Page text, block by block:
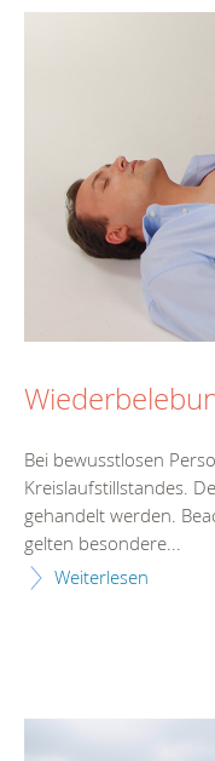
Bei bewusstlosen
Kreislaufstillstandes.
gehandelt werden.
gelten besondere...
Weiterlesen